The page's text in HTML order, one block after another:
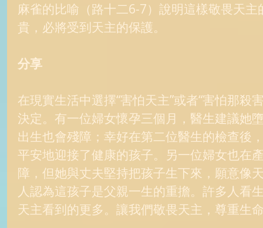
麻雀的比喻（路十二6-7）說明這樣敬畏天
貴，必將受到天主的保護。
分享
在現實生活中選擇“害怕天主”或者“害怕那殺
決定。有一位婦女懷孕三個月，醫生建議她
出生也會殘障；幸好在第二位醫生的檢查後
平安地迎接了健康的孩子。另一位婦女也在
障，但她與丈夫堅持把孩子生下來，願意像
人認為這孩子是父親一生的重擔。許多人看
天主看到的更多。讓我們敬畏天主，尊重生